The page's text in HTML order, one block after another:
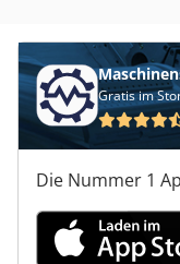
Gratis im
Die Nummer 1